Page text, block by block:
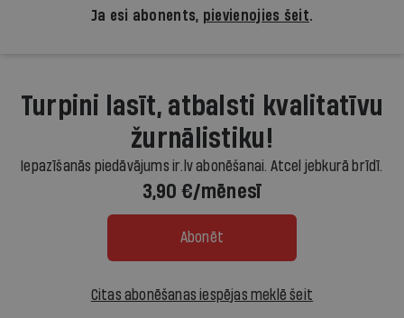
Ja esi abonents, pievienojies šeit.
Turpini lasīt, atbalsti kvalitatīvu
žurnālistiku!
Iepazīšanās piedāvājums ir.lv abonēšanai. Atcel jebkurā brīdī.
3,90 €/mēnesī
Abonēt
Citas abonēšanas iespējas meklē šeit